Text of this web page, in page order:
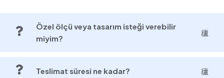
Özel ölçü veya tasarım isteği verebilir
miyim?
Teslimat süresi ne kadar?